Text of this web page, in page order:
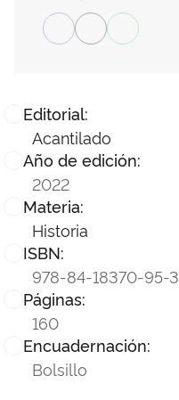
Editorial:
Acantilado
Año de edición:
2022
Materia:
Historia
ISBN:
978-84-18370-95-3
Páginas:
160
Encuadernación:
Bolsillo